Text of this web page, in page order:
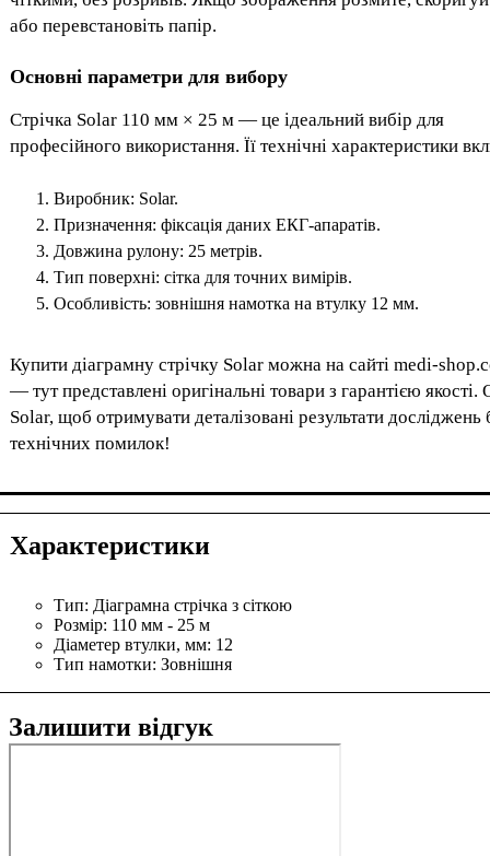
або перевстановіть папір.
Основні параметри для вибору
Стрічка Solar 110 мм × 25 м — це ідеальний вибір для
професійного використання. Її технічні характеристики
Виробник: Solar.
Призначення: фіксація даних ЕКГ-апаратів.
Довжина рулону: 25 метрів.
Тип поверхні: сітка для точних вимірів.
Особливість: зовнішня намотка на втулку 12 мм.
Купити діаграмну стрічку Solar можна на сайті medi-
— тут представлені оригінальні товари з гарантією якості.
Solar, щоб отримувати деталізовані результати досліджень
технічних помилок!
Характеристики
Тип: Діаграмна стрічка з сіткою
Розмір: 110 мм - 25 м
Діаметер втулки, мм: 12
Тип намотки: Зовнішня
Залишити відгук